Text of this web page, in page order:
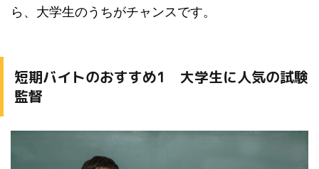
ら、大学生のうちがチャンスです。
短期バイトのおすすめ1 大学生に人気の試験
監督